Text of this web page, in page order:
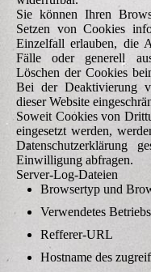
Sie können Ihren
Setzen von Cookies
Einzelfall erlauben, die
Fälle oder generell
Löschen der Cookies
Bei der Deaktivierung
dieser Website
Soweit Cookies von
eingesetzt werden,
Datenschutzerklärung
Einwilligung abfragen.
Server-Log-Dateien
Browsertyp und
Verwendetes
Refferer-URL
Hostname des